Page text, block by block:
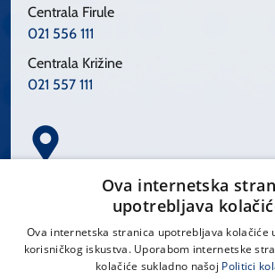
Centrala Firule
021 556 111
Centrala Križine
021 557 111
Spinčićeva 1, 21000 Split
Ova internetska
upotrebljava
Ova internetska stranica upotrebljava kolačiće
korisničkog iskustva. Uporabom internetske
kolačiće sukladno našoj Politici